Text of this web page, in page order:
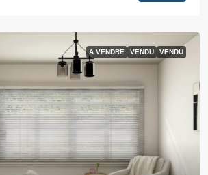
A VENDRE VENDU VENDU